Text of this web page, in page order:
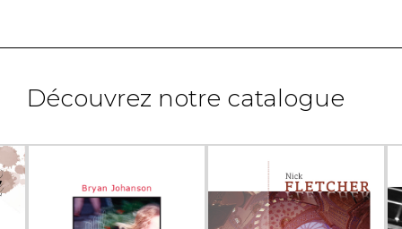
Découvrez notre catalogue